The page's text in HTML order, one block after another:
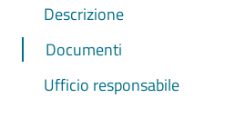
Descrizione
Documenti
Ufficio responsabile